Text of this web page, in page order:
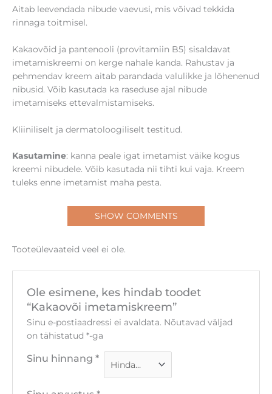
Aitab leevendada nibude vaevusi, mis võivad tekkida
rinnaga toitmisel.
Kakaovõid ja pantenooli (provitamiin B5) sisaldavat
imetamiskreemi on kerge nahale kanda. Rahustav ja
pehmendav kreem aitab parandada valulikke ja lõhenenud
nibusid. Võib kasutada ka raseduse ajal nibude
imetamiseks ettevalmistamiseks.
Kliiniliselt ja dermatoloogiliselt testitud.
Kasutamine: kanna peale igat imetamist väike kogus
kreemi nibudele. Võib kasutada nii tihti kui vaja. Kreem
tuleks enne imetamist maha pesta.
SHOW COMMENTS
Tooteülevaateid veel ei ole.
Ole esimene, kes hindab toodet
“Kakaovõi imetamiskreem”
Sinu e-postiaadressi ei avaldata. Nõutavad väljad
on tähistatud *-ga
Sinu hinnang *